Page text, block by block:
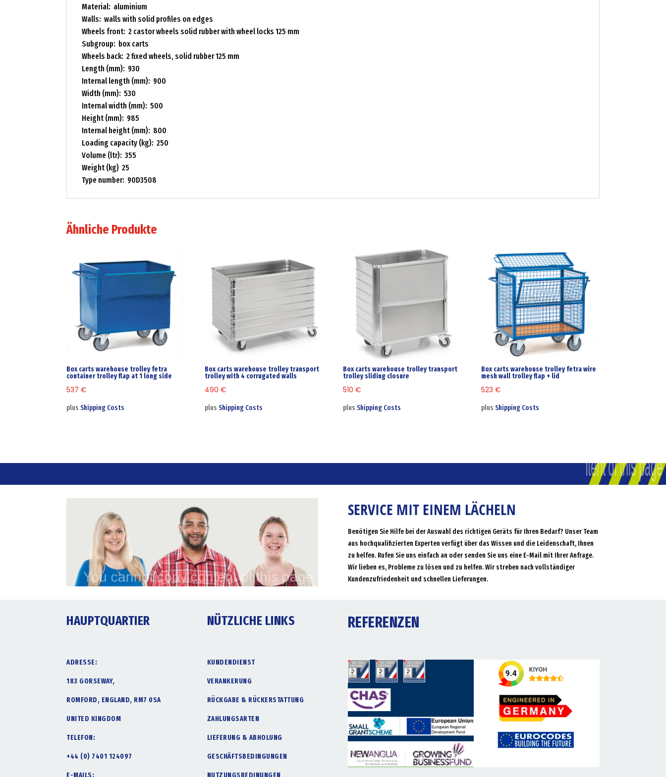
Material: aluminium
Walls: walls with solid profiles on edges
Wheels front: 2 castor wheels solid rubber with wheel locks 125 mm
Subgroup: box carts
Wheels back: 2 fixed wheels, solid rubber 125 mm
Length (mm): 930
Internal length (mm): 900
Width (mm): 530
Internal width (mm): 500
Height (mm): 985
Internal height (mm): 800
Loading capacity (kg): 250
Volume (ltr): 355
Weight (kg) 25
Type number: 90D3508
Ähnliche Produkte
Box carts warehouse trolley fetra
container trolley flap at 1 long side
537€
plusShipping Costs
Box carts warehouse trolley transport
trolley with 4 corrugated walls
490€
plusShipping Costs
Box carts warehouse trolley transport
trolley sliding closure
510€
plusShipping Costs
Box carts warehouse trolley fetra wire
mesh wall trolley flap + lid
523€
plusShipping Costs
SERVICE MIT EINEM LÄCHELN
Benötigen Sie Hilfe bei der Auswahl des richtigen Geräts für Ihren Bedarf? Unser Team
aus hochqualifizierten Experten verfügt über das Wissen und die Leidenschaft, Ihnen
zu helfen. Rufen Sie uns einfach an oder senden Sie uns eine E-Mail mit Ihrer Anfrage.
Wir lieben es, Probleme zu lösen und zu helfen. Wir streben nach vollständiger
Kundenzufriedenheit und schnellen Lieferungen.
HAUPTQUARTIER
ADRESSE:
183 GORSEWAY,
ROMFORD, ENGLAND, RM7 0SA
UNITED KINGDOM
TELEFON:
+44 (0) 7401 124097
NÜTZLICHE LINKS
KUNDENDIENST
VERANKERUNG
RÜCKGABE & RÜCKERSTATTUNG
ZAHLUNGSARTEN
LIEFERUNG & ABHOLUNG
GESCHÄFTSBEDINGUNGEN
REFERENZEN